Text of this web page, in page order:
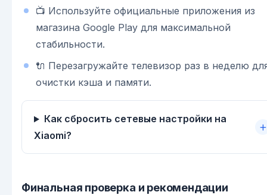
📺 Используйте официальные приложения из
магазина Google Play для максимальной
стабильности.
🔌 Перезагружайте телевизор раз в неделю
очистки кэша и памяти.
Как сбросить сетевые настройки на
Xiaomi?
Финальная проверка и рекомендации